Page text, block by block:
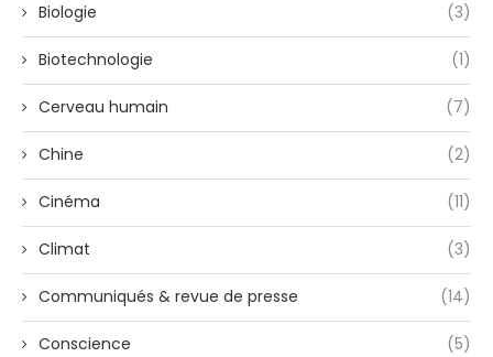
Biologie (3)
Biotechnologie (1)
Cerveau humain (7)
Chine (2)
Cinéma (11)
Climat (3)
Communiqués & revue de presse (14)
Conscience (5)